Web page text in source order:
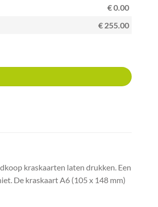
€ 0.00
€ 255.00
kraskaarten laten drukken. Een
De kraskaart A6 (105 x 148 mm)